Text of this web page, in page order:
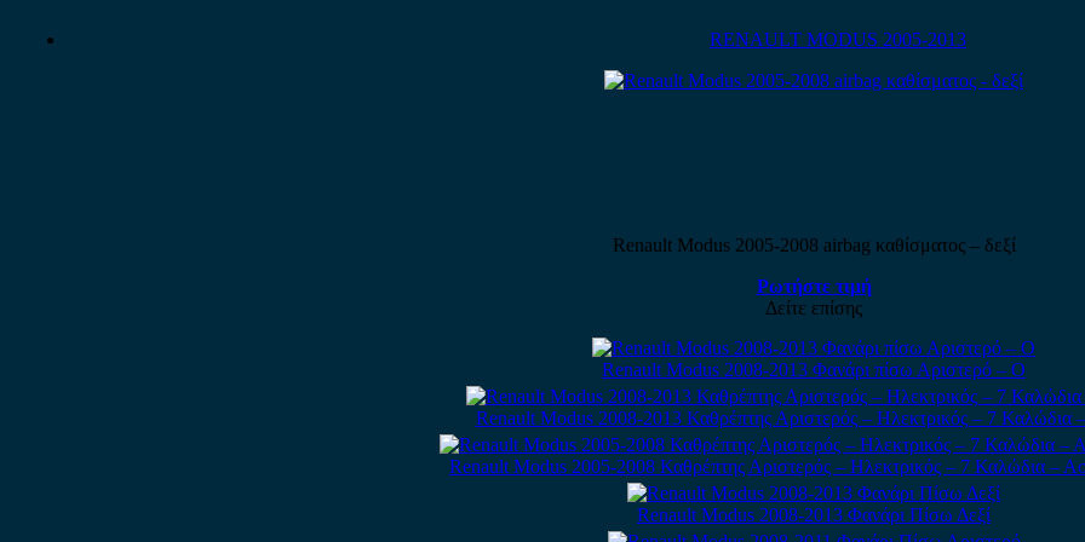
RENAULT MODUS 2005-2013
Renault Modus 2005-2008 airbag καθίσματος – δεξί
Ρωτήστε τιμή
Δείτε επίσης
Renault Modus 2008-2013 Φανάρι πίσω Αριστερό – Ο
Renault Modus 2008-2013 Καθρέπτης Αριστερός – Ηλεκτρικός – 7 Καλώδια
Renault Modus 2005-2008 Καθρέπτης Αριστερός – Ηλεκτρικός – 7 Καλώδια –
Renault Modus 2008-2013 Φανάρι Πίσω Δεξί